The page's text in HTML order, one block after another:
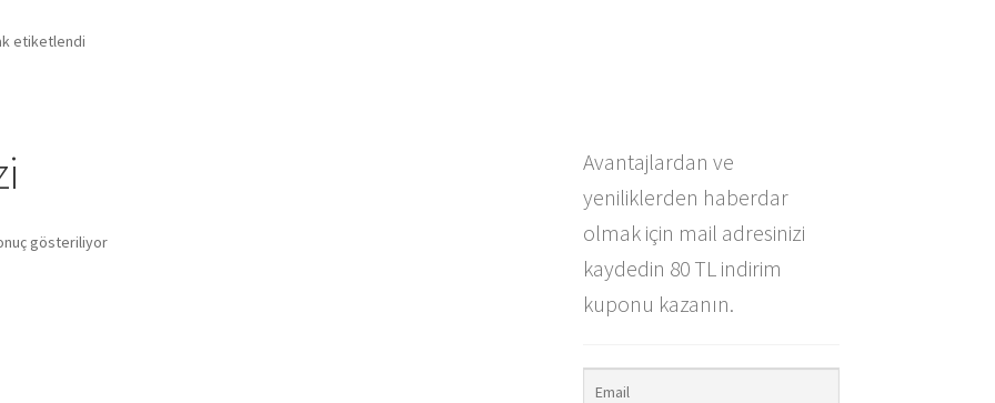
etiketlendi
gösteriliyor
Avantajlardan ve
yeniliklerden haberdar
olmak için mail adresinizi
kaydedin 80 TL indirim
kuponu kazanın.